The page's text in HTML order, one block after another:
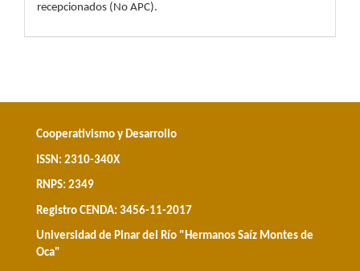
recepcionados (No APC).
Cooperativismo y Desarrollo
ISSN: 2310-340X
RNPS: 2349
Registro CENDA: 3456-11-2017
Universidad de Pinar del Río "Hermanos Saíz Montes de
Oca"